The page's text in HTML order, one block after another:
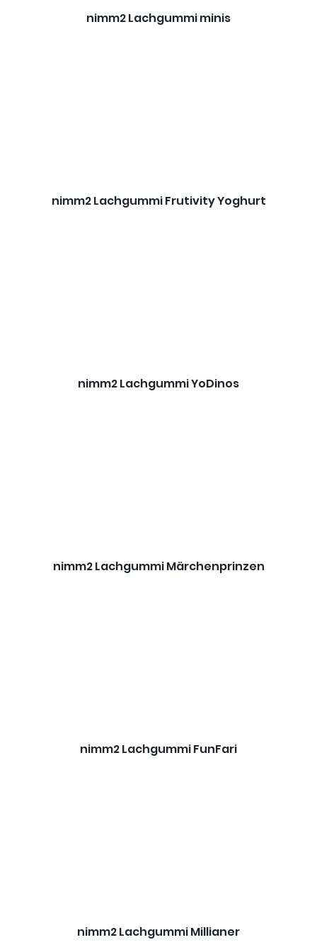
nimm2 Lachgummi minis
nimm2 Lachgummi Frutivity Yoghurt
nimm2 Lachgummi YoDinos
nimm2 Lachgummi Märchenprinzen
nimm2 Lachgummi FunFari
nimm2 Lachgummi Millianer